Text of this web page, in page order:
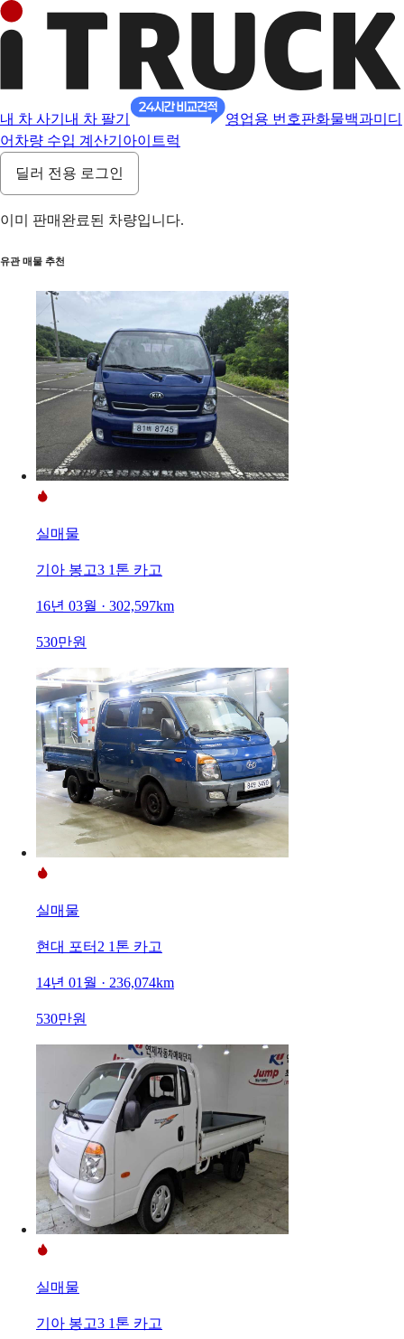
내 차 사기 내 차 팔기 영업용 번호판화물백과미디
어 차량 수입 계산기 아이트럭
딜러 전용 로그인
이미 판매완료된 차량입니다.
유관 매물 추천
실매물
기아 봉고3 1톤 카고
16년 03월 · 302,597km
530만원
실매물
현대 포터2 1톤 카고
14년 01월 · 236,074km
530만원
실매물
기아 봉고3 1톤 카고